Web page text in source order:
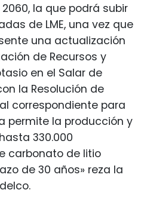
la que podrá subir
de LME, una vez que
una actualización
de Recursos y
en el Salar de
la Resolución de
correspondiente para
permite la producción y
330.000
carbonato de litio
de 30 años» reza la